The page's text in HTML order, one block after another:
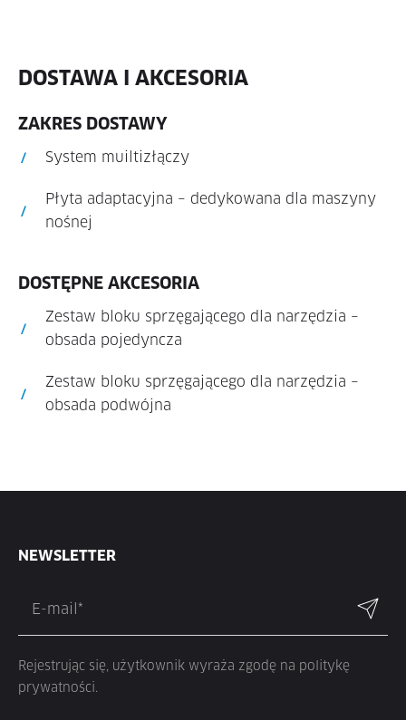
DOSTAWA I AKCESORIA
ZAKRES DOSTAWY
System muiltizłączy
Płyta adaptacyjna – dedykowana dla maszyny
nośnej
DOSTĘPNE AKCESORIA
Zestaw bloku sprzęgającego dla narzędzia –
obsada pojedyncza
Zestaw bloku sprzęgającego dla narzędzia –
obsada podwójna
NEWSLETTER
Rejestrując się, użytkownik wyraża zgodę na politykę
prywatności.